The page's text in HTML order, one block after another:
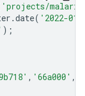
'projects/
.date( '2022-
);
, '66a000' ,